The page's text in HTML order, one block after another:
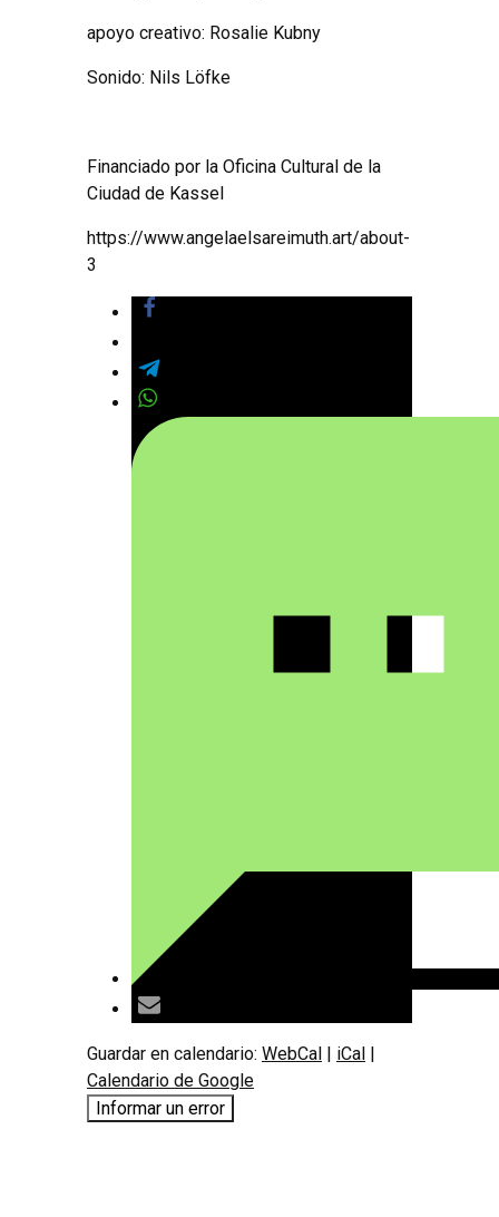
apoyo creativo: Rosalie Kubny
Sonido: Nils Löfke
Financiado por la Oficina Cultural de la
Ciudad de Kassel
https://www.angelaelsareimuth.art/about-
3
Guardar en calendario: WebCal | iCal |
Calendario de Google
Informar un error